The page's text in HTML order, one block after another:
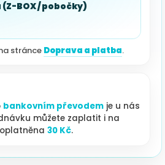
BOX / pobočky)
stránce Doprava a platba.
bankovním převodem je u nás
můžete zaplatit i na
30 Kč.